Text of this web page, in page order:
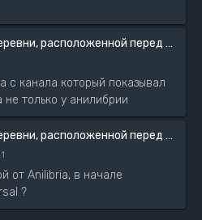
История о пареньке из деревни, расположенной перед сложнейшим подземельем
с канала который показывал
только у анилибрии
История о пареньке из деревни, расположенной перед сложнейшим подземельем
от Anilibria, в начале
?